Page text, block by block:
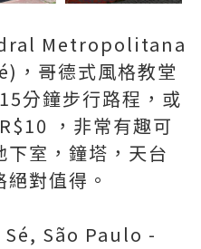
Metropolitana
，哥德式風格教堂
分鐘步行路程，或
，非常有趣可
室，鐘塔，天台
對值得。
São Paulo -